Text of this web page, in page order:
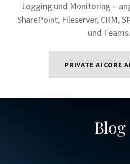
Logging und Monitoring –
SharePoint, Fileserver, CRM,
und Teams.
PRIVATE AI CORE
Blog